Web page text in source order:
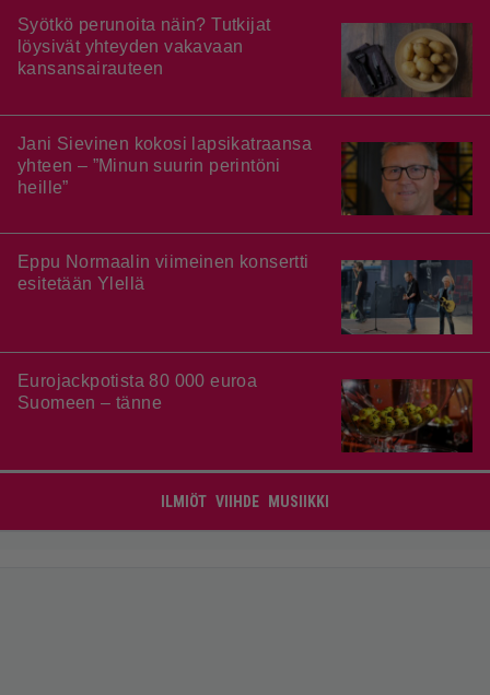
Syötkö perunoita näin? Tutkijat
löysivät yhteyden vakavaan
kansansairauteen
Jani Sievinen kokosi lapsikatraansa
yhteen – ”Minun suurin perintöni
heille”
Eppu Normaalin viimeinen konsertti
esitetään Ylellä
Eurojackpotista 80 000 euroa
Suomeen – tänne
ILMIÖT VIIHDE MUSIIKKI